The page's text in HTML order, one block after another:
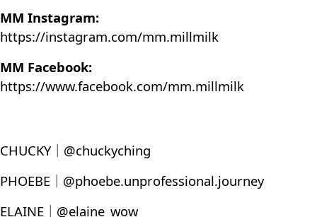
MM Instagram:
https://instagram.com/mm.millmilk
MM Facebook:
https://www.facebook.com/mm.millmilk
CHUCKY｜@chuckyching
PHOEBE｜@phoebe.unprofessional.journey
ELAINE｜@elaine_wow